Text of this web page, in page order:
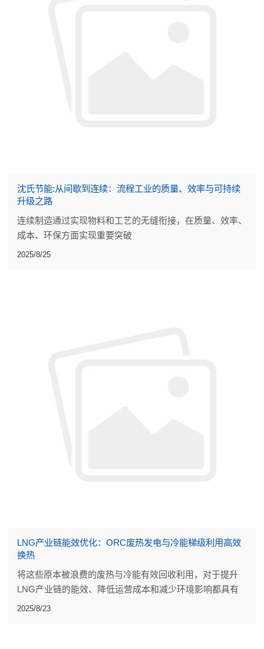
沈氏节能:从间歇到连续：流程工业的质量、效率与可持续
升级之路
连续制造通过实现物料和工艺的无缝衔接，在质量、效率、
成本、环保方面实现重要突破
2025/8/25
LNG产业链能效优化：ORC废热发电与冷能梯级利用高效
换热
将这些原本被浪费的废热与冷能有效回收利用，对于提升
LNG产业链的能效、降低运营成本和减少环境影响都具有
实际价值。
2025/8/23